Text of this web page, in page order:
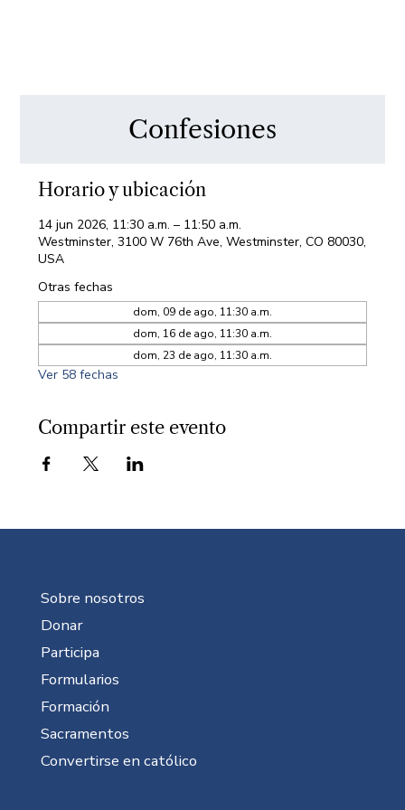
Confesiones
Horario y ubicación
14 jun 2026, 11:30 a.m. – 11:50 a.m.
Westminster, 3100 W 76th Ave, Westminster, CO 80030,
USA
Otras fechas
dom, 09 de ago, 11:30 a.m.
dom, 16 de ago, 11:30 a.m.
dom, 23 de ago, 11:30 a.m.
Ver 58 fechas
Compartir este evento
Sobre nosotros
Donar
Participa
Formularios
Formación
Sacramentos
Convertirse en católico